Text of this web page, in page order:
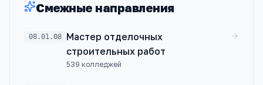
Смежные направления
08.01.08
Мастер отделочных
строительных работ
539 колледжей